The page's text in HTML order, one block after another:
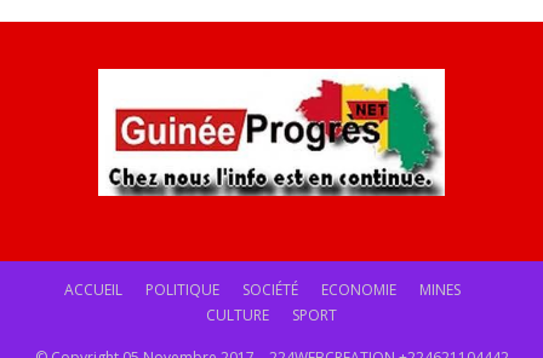
ACCUEIL POLITIQUE SOCIÉTÉ ECONOMIE
MINES
CULTURE
SPORT